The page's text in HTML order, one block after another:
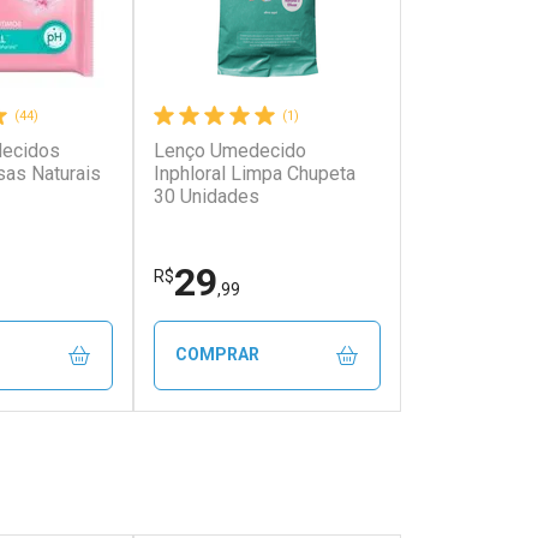
(44)
Naturais
(1)
Lenço Umedecido
Inphloral Limpa Chupeta
30 Unidades
R$29,99
COMPRAR